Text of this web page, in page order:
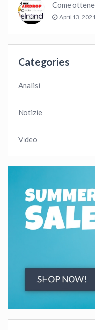
April 13, 2021
Categories
Analisi
Notizie
Video